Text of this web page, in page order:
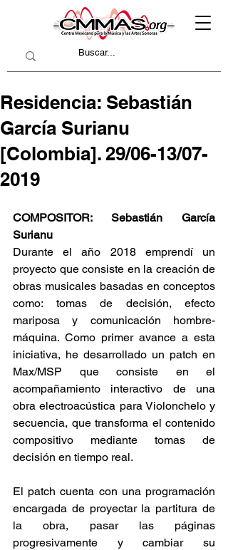
Residencia: Sebastián
García Surianu
[Colombia]. 29/06-13/07-
2019
COMPOSITOR: Sebastián García
Surianu
Durante el año 2018 emprendí un
proyecto que consiste en la creación de
obras musicales basadas en conceptos
como: tomas de decisión, efecto
mariposa y comunicación hombre-
máquina. Como primer avance a esta
iniciativa, he desarrollado un patch en
Max/MSP que consiste en el
acompañamiento interactivo de una
obra electroacústica para Violonchelo y
secuencia, que transforma el contenido
compositivo mediante tomas de
decisión en tiempo real.
El patch cuenta con una programación
encargada de proyectar la partitura de
la obra, pasar las páginas
progresivamente y cambiar su